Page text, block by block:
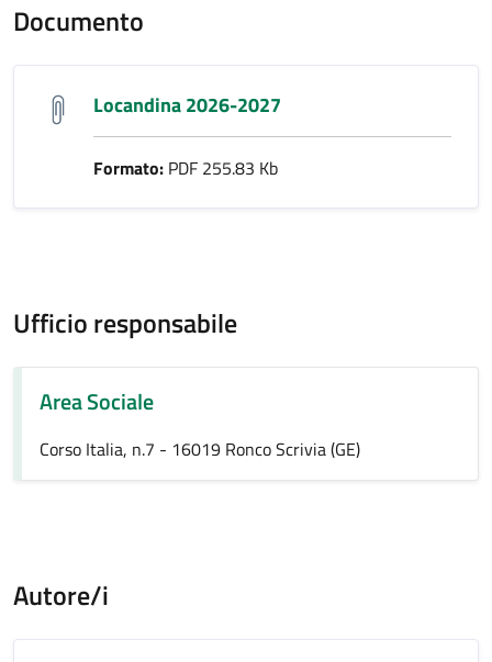
Documento
Locandina 2026-2027
Formato: PDF 255.83 Kb
Ufficio responsabile
Area Sociale
Corso Italia, n.7 - 16019 Ronco Scrivia (GE)
Autore/i